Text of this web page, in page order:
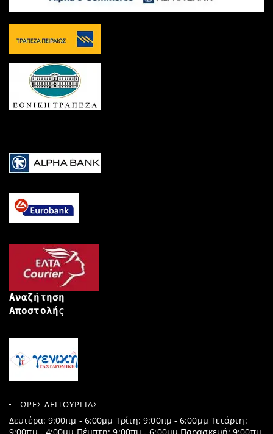
Αναζήτηση
Αποστολής
ΩΡΕΣ ΛΕΙΤΟΥΡΓΙΑΣ
Δευτέρα: 9:00πμ - 6:00μμ Τρίτη: 9:00πμ - 6:00μμ Τετάρτη: